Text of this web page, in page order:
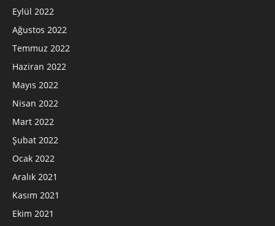
Eylül 2022
Ağustos 2022
Temmuz 2022
Haziran 2022
Mayıs 2022
Nisan 2022
Mart 2022
Şubat 2022
Ocak 2022
Aralık 2021
Kasım 2021
Ekim 2021